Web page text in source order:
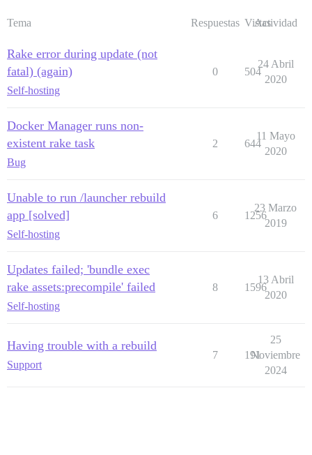
Tema Respuestas Vistas
Actividad
Rake error during update (not
fatal) (again)
Self-hosting
0 504
24 Abril
2020
Docker Manager runs non-
existent rake task
Bug
2 644
11 Mayo
2020
Unable to run /launcher rebuild
app [solved]
Self-hosting
6 1256
23 Marzo
2019
Updates failed; 'bundle exec
rake assets:precompile' failed
Self-hosting
8 1596
13 Abril
2020
Having trouble with a rebuild
Support
7 191
25
Noviembre
2024